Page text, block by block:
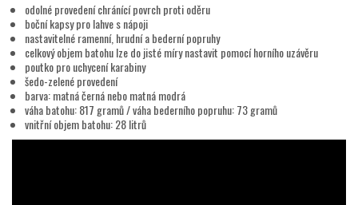
odolné provedení chránící povrch proti oděru
boční kapsy pro lahve s nápoji
nastavitelné ramenní, hrudní a bederní popruhy
celkový objem batohu lze do jisté míry nastavit pomocí horního uzávěru
poutko pro uchycení karabiny
šedo-zelené provedení
barva: matná černá nebo matná modrá
váha batohu: 817 gramů / váha bederního popruhu: 73 gramů
vnitřní objem batohu: 28 litrů